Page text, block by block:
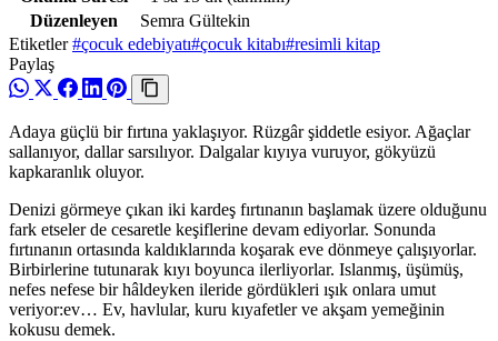
Düzenleyen
Semra Gültekin
Etiketler #çocuk edebiyatı#çocuk kitabı#resimli kitap
Paylaş
Adaya güçlü bir fırtına yaklaşıyor. Rüzgâr şiddetle esiyor. Ağaçlar
sallanıyor, dallar sarsılıyor. Dalgalar kıyıya vuruyor, gökyüzü
kapkaranlık oluyor.
Denizi görmeye çıkan iki kardeş fırtınanın başlamak üzere olduğunu
fark etseler de cesaretle keşiflerine devam ediyorlar. Sonunda
fırtınanın ortasında kaldıklarında koşarak eve dönmeye çalışıyorlar.
Birbirlerine tutunarak kıyı boyunca ilerliyorlar. Islanmış, üşümüş,
nefes nefese bir hâldeyken ileride gördükleri ışık onlara umut
veriyor:ev… Ev, havlular, kuru kıyafetler ve akşam yemeğinin
kokusu demek.